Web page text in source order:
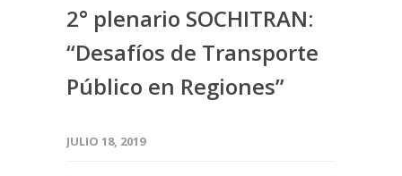
2° plenario SOCHITRAN:
“Desafíos de Transporte
Público en Regiones”
JULIO 18, 2019